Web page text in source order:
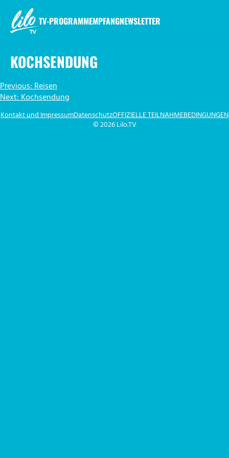
Inhalt
springen
TV-PROGRAMMEMPFANGNEWSLETTER
KOCHSENDUNG
BEITRAGSNAVIGATION
Previous:Reisen
Next:Kochsendung
© 2026 Lilo.TV
Kontakt und ImpressumDatenschutzOFFIZIELLE TEILNAHMEBEDINGUNGEN